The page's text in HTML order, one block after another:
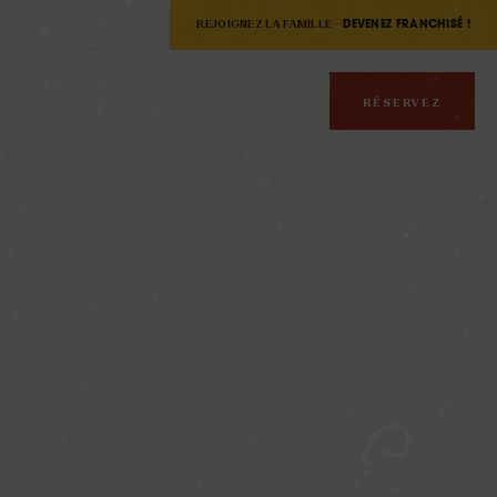
REJOIGNEZ LA FAMILLE - DEVENEZ FRANCHISÉ !
RÉSERVEZ